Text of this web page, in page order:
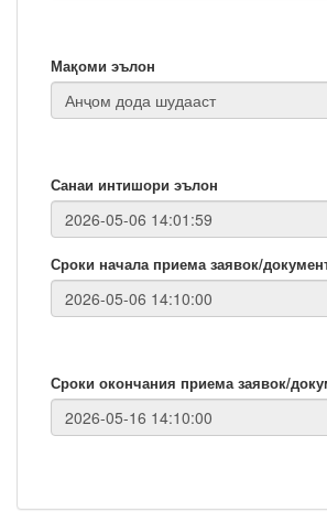
Мақоми эълон
Санаи интишори эълон
Сроки начала приема заявок/
Сроки окончания приема заявок/